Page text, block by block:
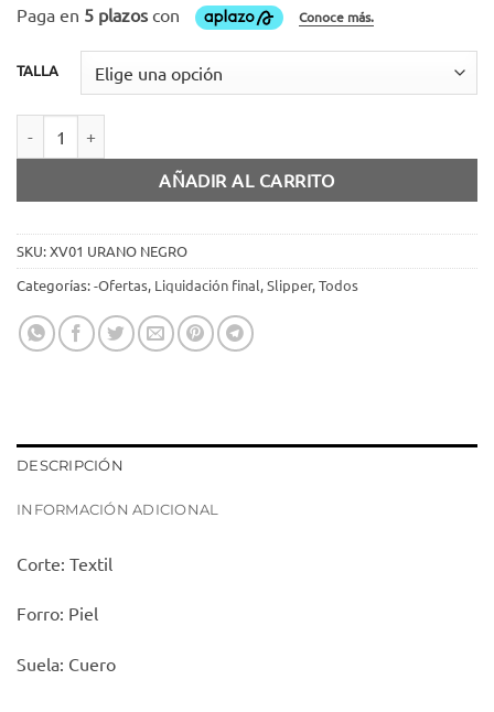
TALLA
AÑADIR AL CARRITO
SKU:XV01 URANO NEGRO
Categorías:-Ofertas, Liquidación final,Slipper,Todos
DESCRIPCIÓN
INFORMACIÓN ADICIONAL
Corte: Textil
Forro: Piel
Suela: Cuero